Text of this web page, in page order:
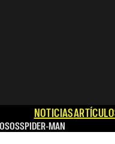
NOTICIAS
SPIDER-MAN